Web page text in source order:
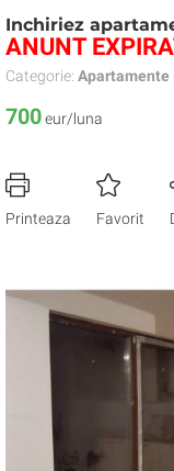
Inchiriez
ANUNT
Categorie: Apartamente
700eur/luna
Printeaza Favorit